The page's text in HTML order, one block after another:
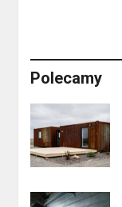
Polecamy